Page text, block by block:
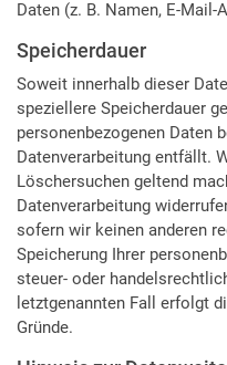
Daten (z. B. Namen, E-
Speicherdauer
Soweit innerhalb dieser
speziellere Speicherdauer
personenbezogenen Daten
Datenverarbeitung entfällt.
Löschersuchen geltend
Datenverarbeitung
sofern wir keinen anderen
Speicherung Ihrer
steuer- oder
letztgenannten Fall erfolgt
Gründe.